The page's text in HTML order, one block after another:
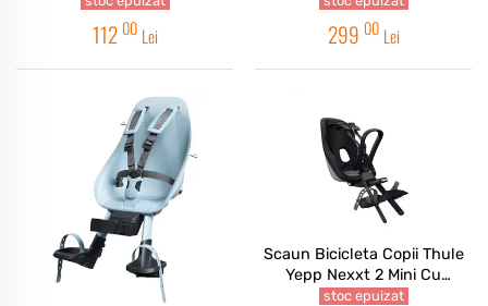
112 00 Lei 299 00 Lei
Scaun Bicicleta Copii Thule
Yepp Nexxt 2 Mini Cu
Montare In Fata - Gri
stoc epuizat